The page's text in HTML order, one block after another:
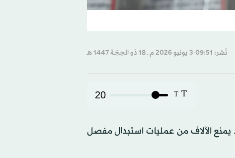
نُشر: 09:51-3 يونيو 2026 م ـ 18 ذو الحِجّة 1447 هـ
T
T
20
يمنع الآلاف من عمليات استبدال مفصل